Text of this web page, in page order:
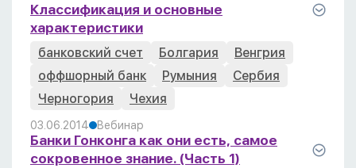
Классификация и основные
характеристики
банковский счет Болгария
Венгрия
оффшорный банк
Румыния
Сербия
Черногория
Чехия
03.06.2014 Вебинар
Банки Гонконга как они есть, самое
сокровенное знание. (Часть 1)